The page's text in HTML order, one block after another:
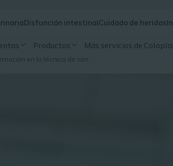
Disfunción intestinalCuidado de heridas
Productos Más servicios de